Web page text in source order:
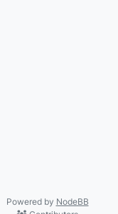
Powered by NodeBB